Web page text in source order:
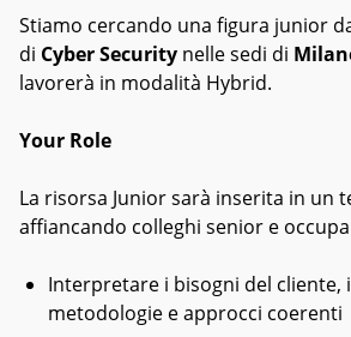
Stiamo cercando una figura junior
di Cyber Security nelle sedi di
lavorerà in modalità Hybrid.
Your Role
La risorsa Junior sarà inserita in un
affiancando colleghi senior e
Interpretare i bisogni del cliente,
metodologie e approcci coerenti